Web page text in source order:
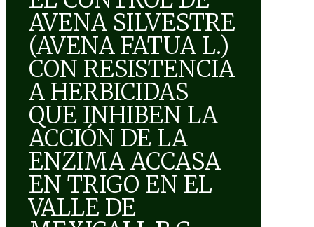
AVENA SILVESTRE
(AVENA FATUA L.)
CON RESISTENCIA
A HERBICIDAS
QUE INHIBEN LA
ACCIÓN DE LA
ENZIMA ACCASA
EN TRIGO EN EL
VALLE DE